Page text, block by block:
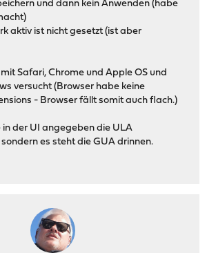
und dann kein Anwenden (habe
aktiv ist nicht gesetzt (ist aber
Safari, Chrome und Apple OS und
versucht (Browser habe keine
- Browser fällt somit auch flach.)
in der UI angegeben die ULA
es steht die GUA drinnen.